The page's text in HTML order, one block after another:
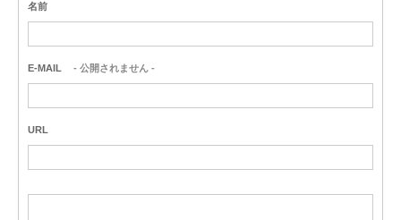
名前
E-MAIL - 公開されません -
URL